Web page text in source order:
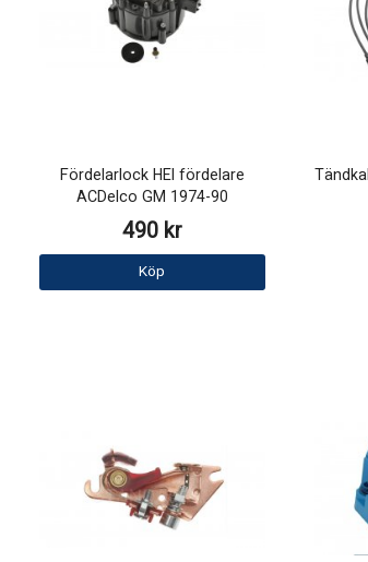
Fördelarlock HEI fördelare
ACDelco GM 1974-90
490 kr
Köp